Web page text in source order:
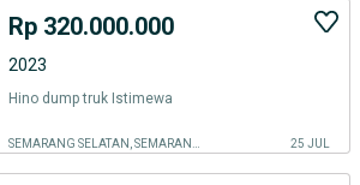
Rp 320.000.000
2023
Hino dump truk Istimewa
25 JUL